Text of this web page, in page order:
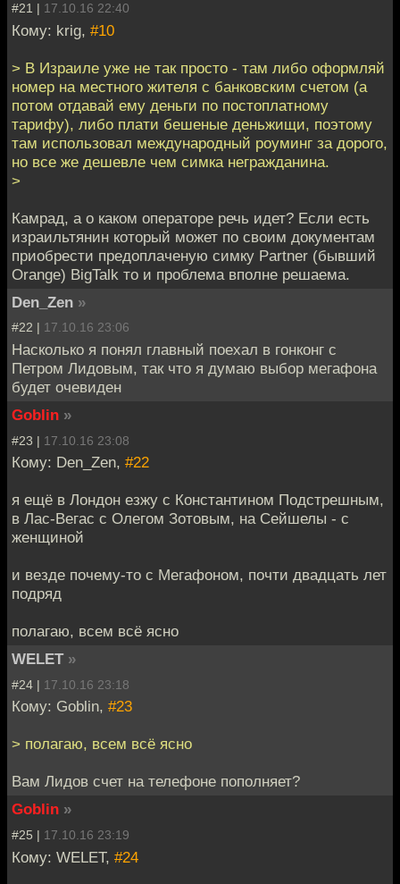
#21 | 17.10.16 22:40
Кому: krig, #10
> В Израиле уже не так просто - там либо оформляй
номер на местного жителя с банковским счетом (а
потом отдавай ему деньги по постоплатному
тарифу), либо плати бешеные деньжищи, поэтому
там использовал международный роуминг за дорого,
но все же дешевле чем симка негражданина.
>
Камрад, а о каком операторе речь идет? Если есть
израильтянин который может по своим документам
приобрести предоплаченую симку Partner (бывший
Orange) BigTalk то и проблема вполне решаема.
Den_Zen »
#22 | 17.10.16 23:06
Насколько я понял главный поехал в гонконг с
Петром Лидовым, так что я думаю выбор мегафона
будет очевиден
Goblin »
#23 | 17.10.16 23:08
Кому: Den_Zen, #22
я ещё в Лондон езжу с Константином Подстрешным,
в Лас-Вегас с Олегом Зотовым, на Сейшелы - с
женщиной
и везде почему-то с Мегафоном, почти двадцать лет
подряд
полагаю, всем всё ясно
WELET »
#24 | 17.10.16 23:18
Кому: Goblin, #23
> полагаю, всем всё ясно
Вам Лидов счет на телефоне пополняет?
Goblin »
#25 | 17.10.16 23:19
Кому: WELET, #24